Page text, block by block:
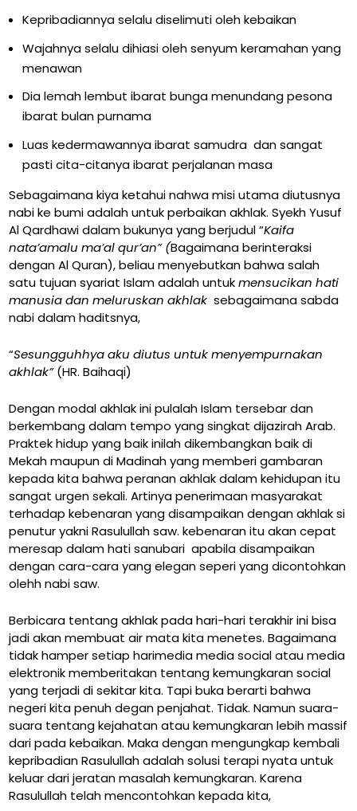
Kepribadiannya selalu diselimuti oleh kebaikan
Wajahnya selalu dihiasi oleh senyum keramahan yang
menawan
Dia lemah lembut ibarat bunga menundang pesona
ibarat bulan purnama
Luas kedermawannya ibarat samudra dan sangat
pasti cita-citanya ibarat perjalanan masa
Sebagaimana kiya ketahui nahwa misi utama diutusnya
nabi ke bumi adalah untuk perbaikan akhlak. Syekh Yusuf
Al Qardhawi dalam bukunya yang berjudul “Kaifa
nata’amalu ma’al qur’an” (Bagaimana berinteraksi
dengan Al Quran), beliau menyebutkan bahwa salah
satu tujuan syariat Islam adalah untukmensucikan hati
manusia dan meluruskan akhlak sebagaimana sabda
nabi dalam haditsnya,
“Sesungguhhya aku diutus untuk menyempurnakan
akhlak”(HR. Baihaqi)
Dengan modal akhlak ini pulalah Islam tersebar dan
berkembang dalam tempo yang singkat dijazirah Arab.
Praktek hidup yang baik inilah dikembangkan baik di
Mekah maupun di Madinah yang memberi gambaran
kepada kita bahwa peranan akhlak dalam kehidupan itu
sangat urgen sekali. Artinya penerimaan masyarakat
terhadap kebenaran yang disampaikan dengan akhlak si
penutur yakni Rasulullah saw. kebenaran itu akan cepat
meresap dalam hati sanubari apabila disampaikan
dengan cara-cara yang elegan seperi yang dicontohkan
olehh nabi saw.
Berbicara tentang akhlak pada hari-hari terakhir ini bisa
jadi akan membuat air mata kita menetes. Bagaimana
tidak hamper setiap harimedia media social atau media
elektronik memberitakan tentang kemungkaran social
yang terjadi di sekitar kita. Tapi buka berarti bahwa
negeri kita penuh degan penjahat. Tidak. Namun suara-
suara tentang kejahatan atau kemungkaran lebih massif
dari pada kebaikan. Maka dengan mengungkap kembali
kepribadian Rasulullah adalah solusi terapi nyata untuk
keluar dari jeratan masalah kemungkaran. Karena
Rasulullah telah mencontohkan kepada kita,